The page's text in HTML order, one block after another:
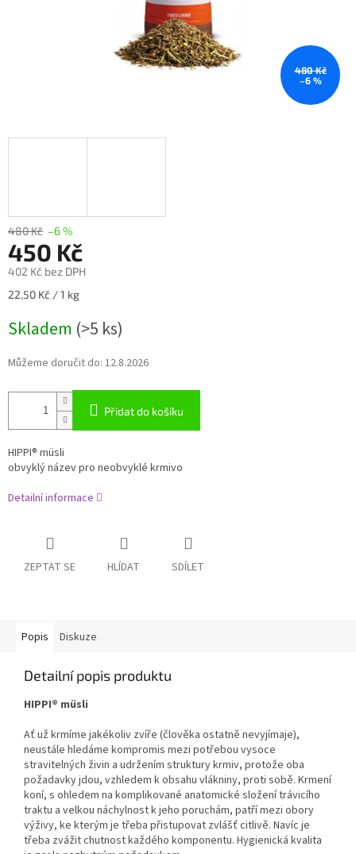
480 Kč
–6 %
480 Kč –6 %
450 Kč
402 Kč bez DPH
Měrná
22,50 Kč / 1 kg
Skladem (>5 ks)
Můžeme doručit do: 12.8.2026
Přidat do košíku
HIPPI® müsli
obvyklý název pro neobvyklé krmivo
Detailní informace
ZEPTAT SE HLÍDAT SDÍLET
Popis Diskuze
Detailní popis produktu
HIPPI® müsli
Ať už krmíme jakékoliv zvíře (člověka ostatně nevyjímaje),
neustále hledáme kompromis mezi potřebou vysoce
stravitelných živin a udržením struktury krmiv, protože oba
požadavky jdou, vzhledem k obsahu vlákniny, proti sobě. Krmení
koní, s ohledem na komplikované anatomické složení trávicího
traktu a velkou náchylnost k jeho poruchám, patří mezi obory
výživy, ke kterým je třeba přistupovat zvlášť citlivě. Navíc je
třeba zvážit chutnost každého komponentu. Hygienická kvalita